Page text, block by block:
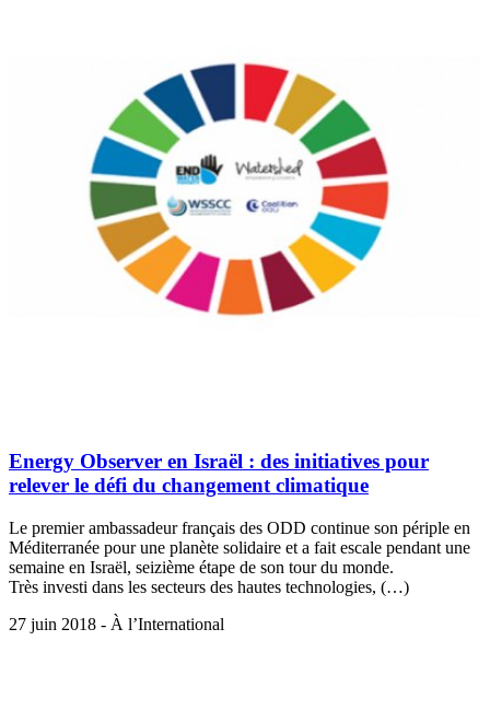
Energy Observer en Israël : des initiatives pour
relever le défi du changement climatique
Le premier ambassadeur français des ODD continue son périple en
Méditerranée pour une planète solidaire et a fait escale pendant une
semaine en Israël, seizième étape de son tour du monde.
Très investi dans les secteurs des hautes technologies, (…)
27 juin 2018 - À l’International